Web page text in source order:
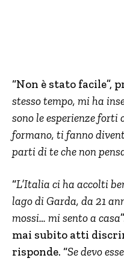
“Non è stato facile”,
stesso tempo, mi ha
sono le esperienze forti
formano, ti fanno
parti di te che non
“L’Italia ci ha accolti
lago di Garda, da 21
mossi… mi sento a casa
mai subito atti
risponde. “Se devo